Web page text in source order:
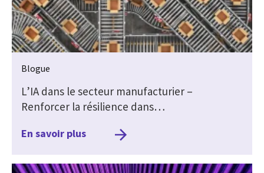
Blogue
L’IA dans le secteur manufacturier –
Renforcer la résilience dans…
En savoir plus